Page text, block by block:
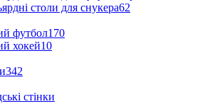
столи для снукера62
футбол170
хокей10
342
стінки